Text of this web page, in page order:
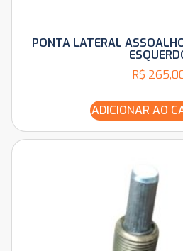
PONTA LATERAL
R$
ADICIONAR AO